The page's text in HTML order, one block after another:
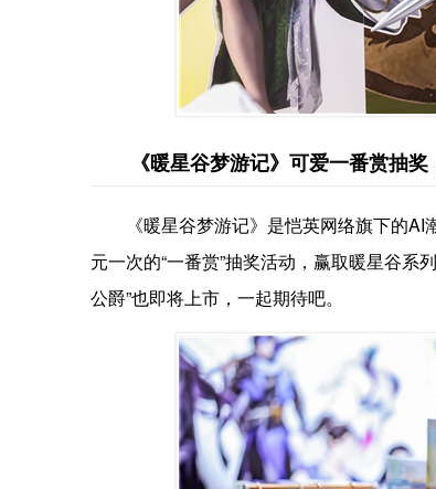
《暖星谷梦游记》可爱一番赏抽
《暖星谷梦游记》是恺英网络旗下的
元一次的“一番赏”抽奖活动，赢取暖星谷系
公爵”也即将上市，一起期待吧。